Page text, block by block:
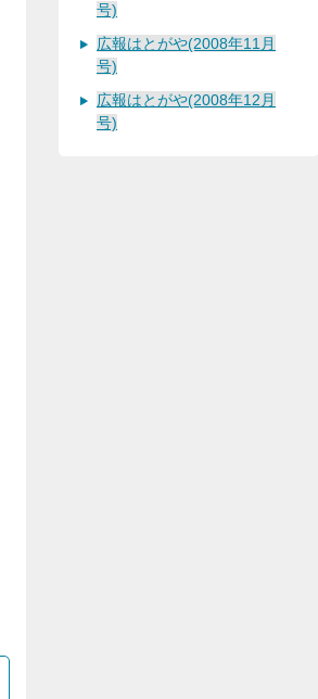
号)
広報はとがや(2008年11月
号)
広報はとがや(2008年12月
号)